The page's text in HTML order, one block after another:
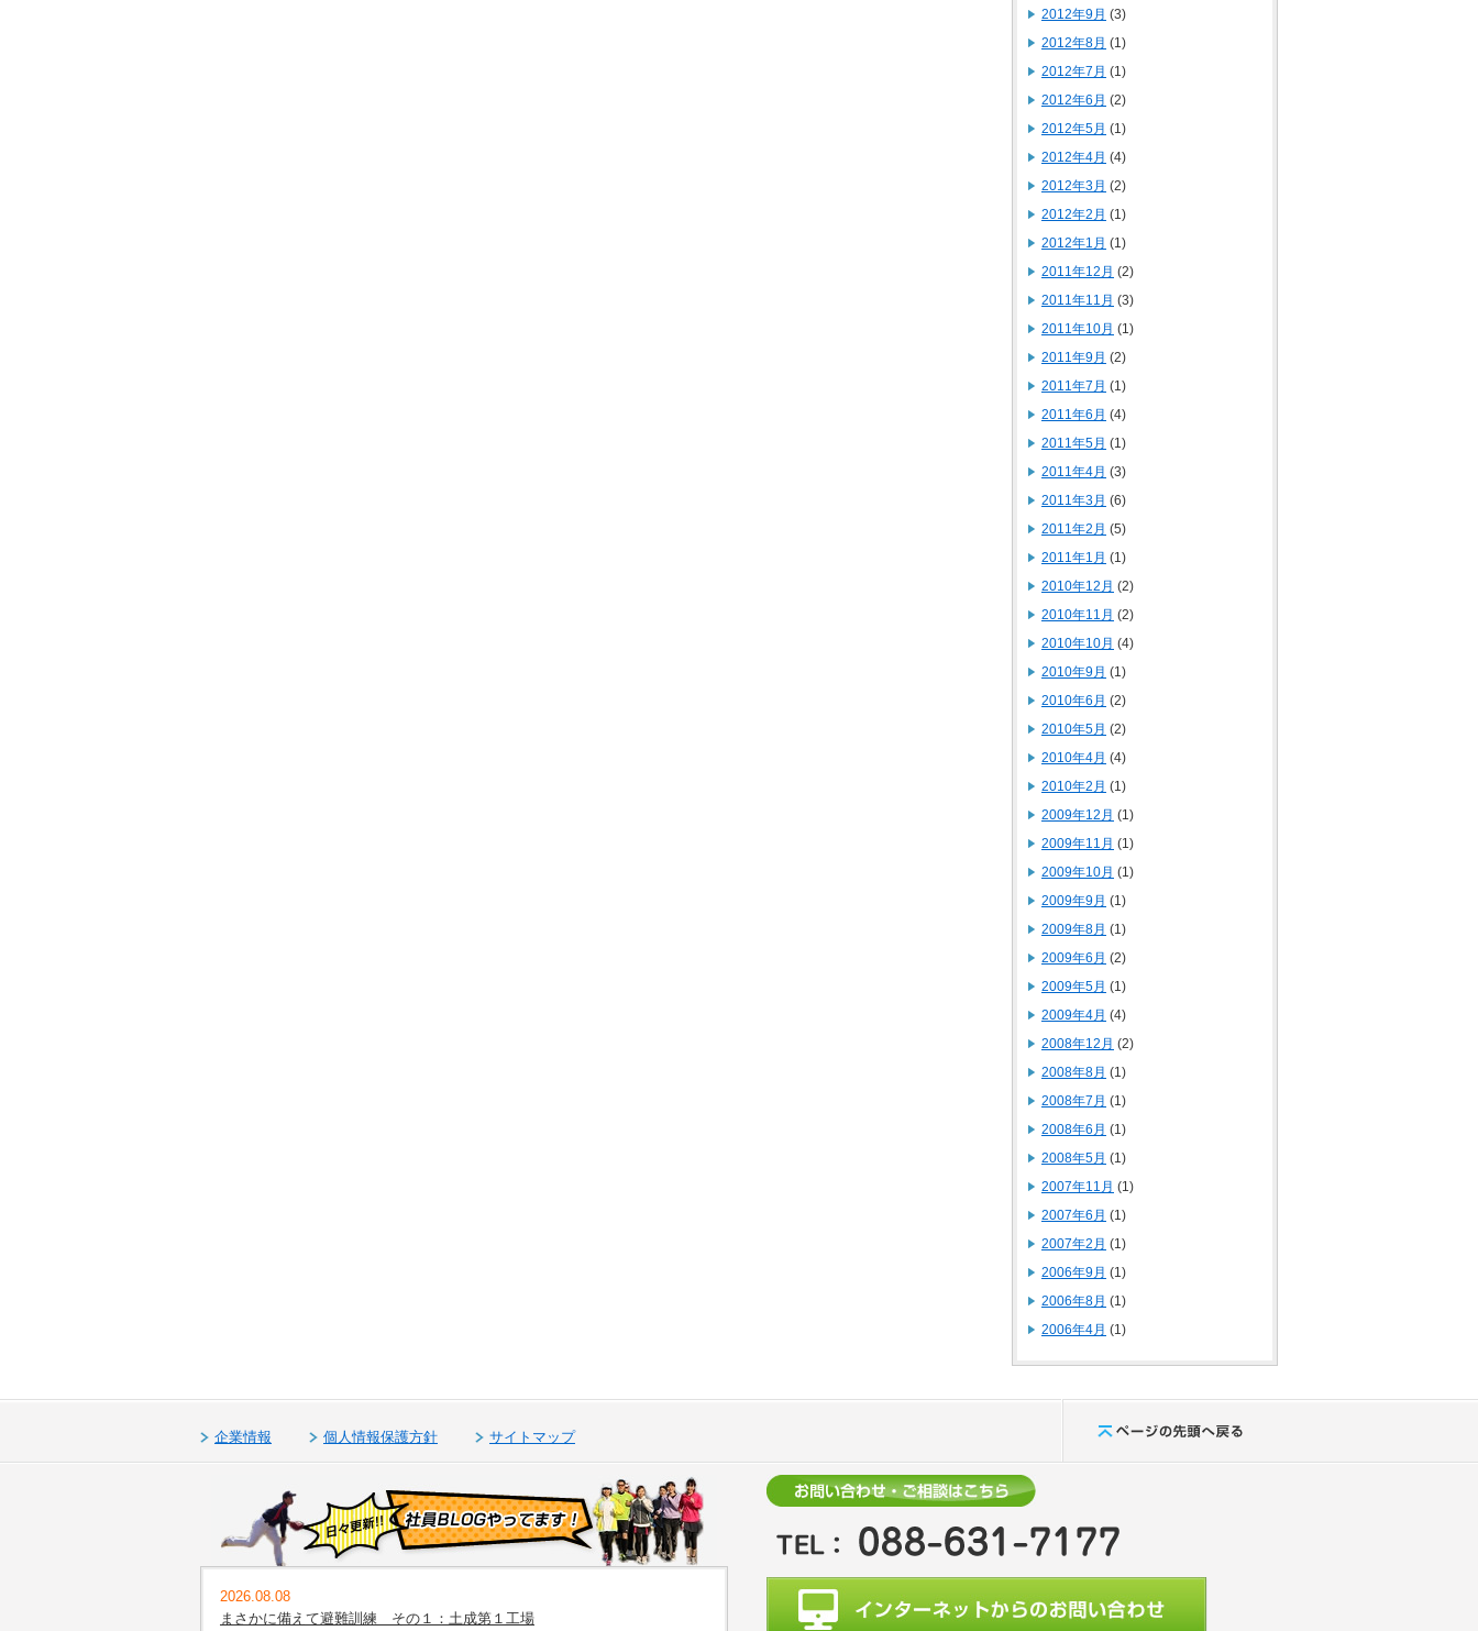
2012年9月 (3)
2012年8月 (1)
2012年7月 (1)
2012年6月 (2)
2012年5月 (1)
2012年4月 (4)
2012年3月 (2)
2012年2月 (1)
2012年1月 (1)
2011年12月 (2)
2011年11月 (3)
2011年10月 (1)
2011年9月 (2)
2011年7月 (1)
2011年6月 (4)
2011年5月 (1)
2011年4月 (3)
2011年3月 (6)
2011年2月 (5)
2011年1月 (1)
2010年12月 (2)
2010年11月 (2)
2010年10月 (4)
2010年9月 (1)
2010年6月 (2)
2010年5月 (2)
2010年4月 (4)
2010年2月 (1)
2009年12月 (1)
2009年11月 (1)
2009年10月 (1)
2009年9月 (1)
2009年8月 (1)
2009年6月 (2)
2009年5月 (1)
2009年4月 (4)
2008年12月 (2)
2008年8月 (1)
2008年7月 (1)
2008年6月 (1)
2008年5月 (1)
2007年11月 (1)
2007年6月 (1)
2007年2月 (1)
2006年9月 (1)
2006年8月 (1)
2006年4月 (1)
企業情報 個人情報保護方針 サイトマップ
2026.08.08
まさかに備えて避難訓練 その１：土成第１工場